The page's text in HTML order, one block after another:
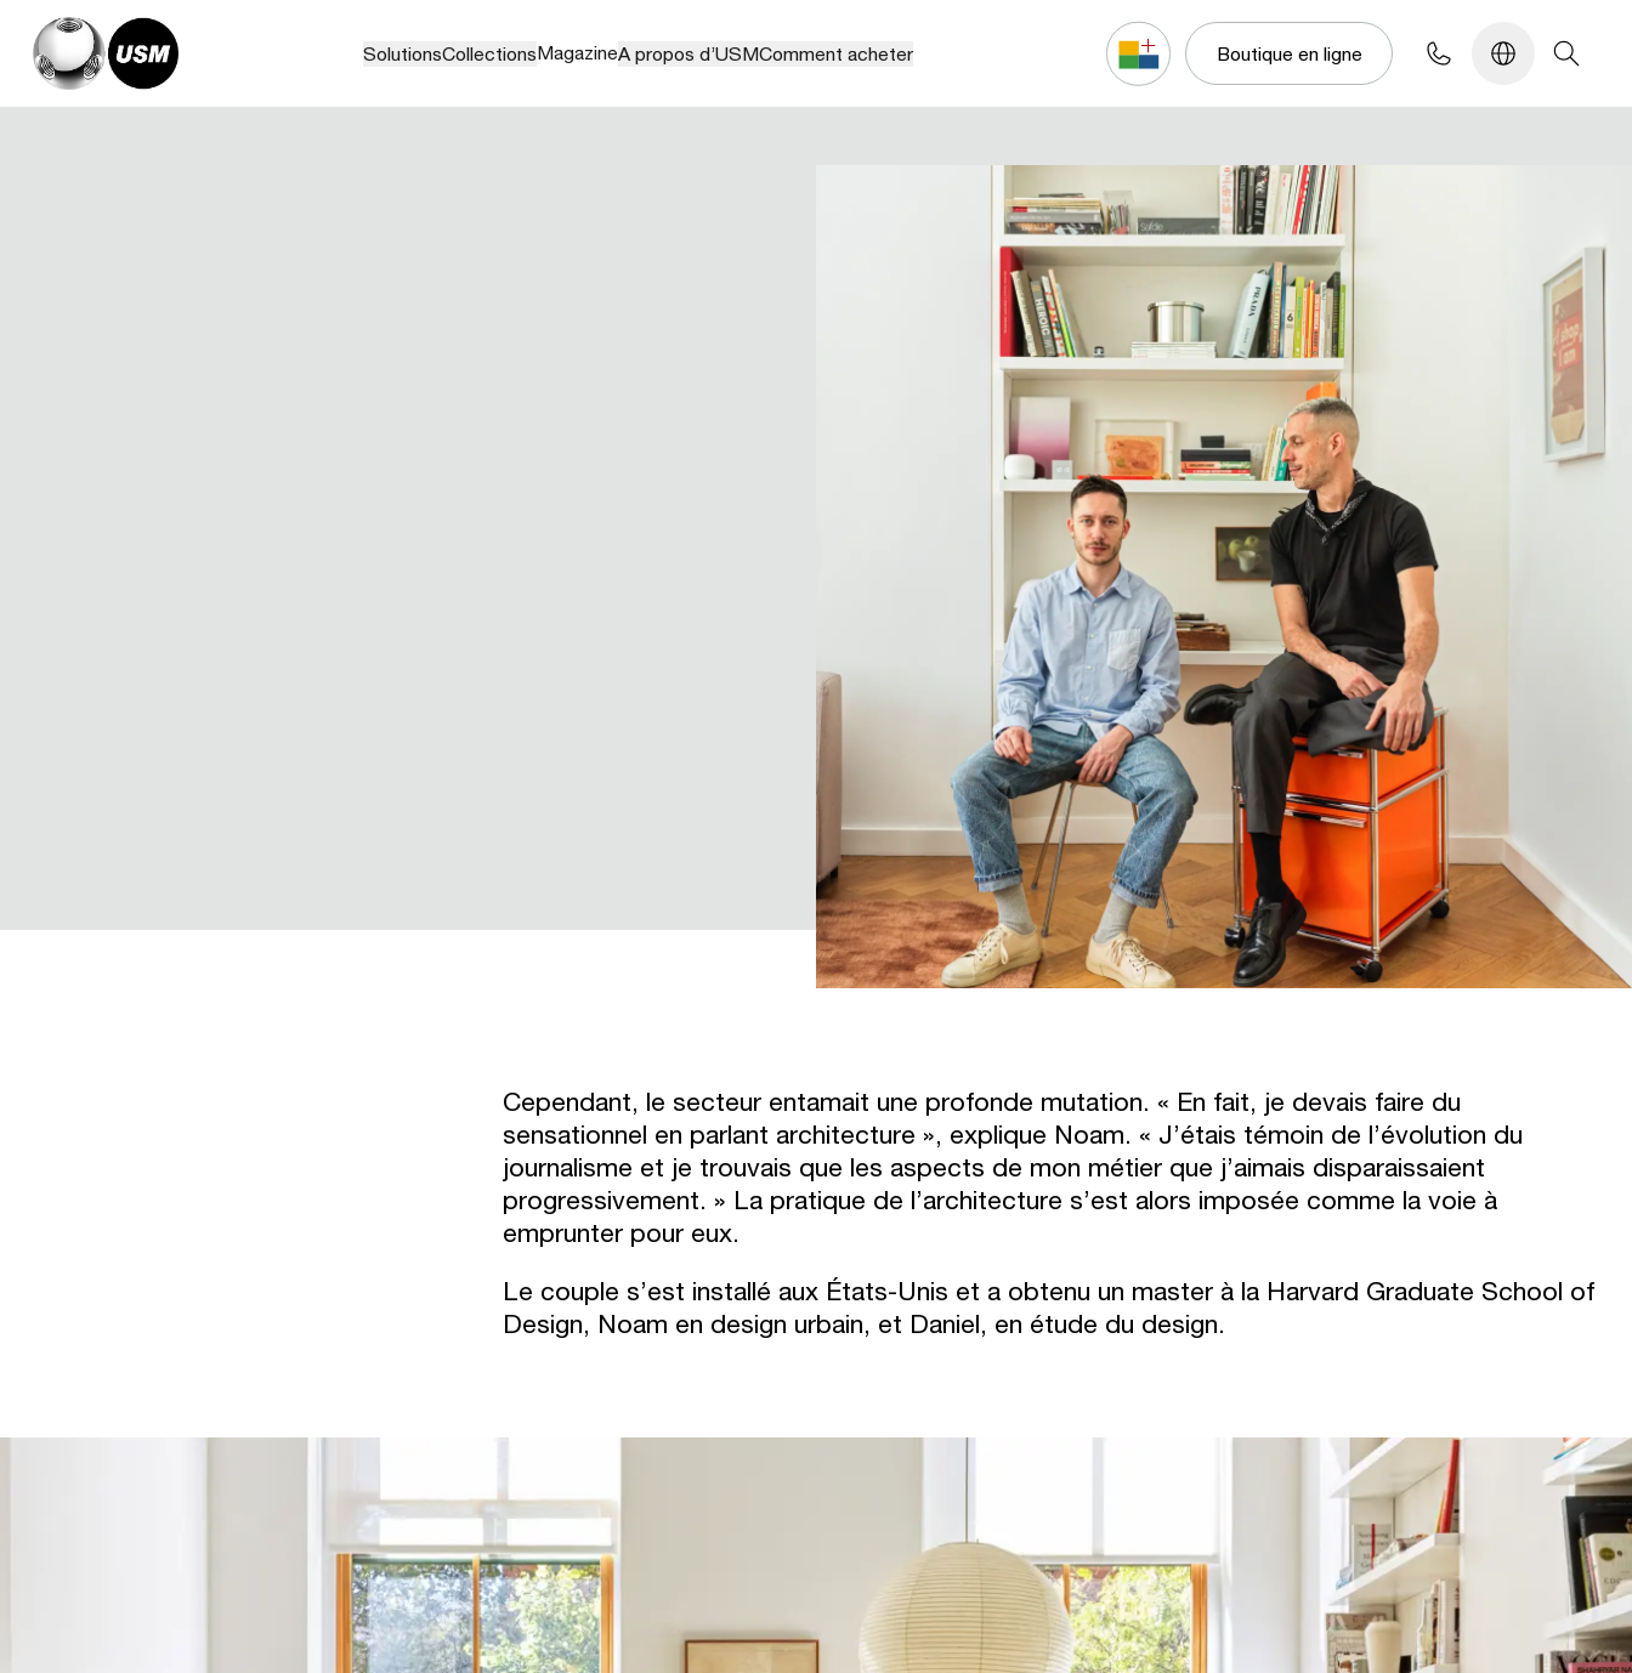
SolutionsCollectionsMagazineA propos d’USMComment acheter ConfigurateurBoutique en ligne
Cependant, le secteur entamait une profonde mutation. « En fait, je devais faire du
sensationnel en parlant architecture », explique Noam. « J’étais témoin de l’évolution du
journalisme et je trouvais que les aspects de mon métier que j’aimais disparaissaient
progressivement. » La pratique de l’architecture s’est alors imposée comme la voie à
emprunter pour eux.
Le couple s’est installé aux États-Unis et a obtenu un master à la Harvard Graduate School of
Design, Noam en design urbain, et Daniel, en étude du design.